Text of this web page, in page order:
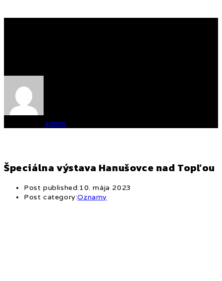
admin
Špeciálna výstava Hanušovce nad Topľou
Post published:10. mája 2023
Post category:Oznamy